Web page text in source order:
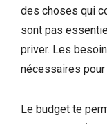
des choses qui
sont pas
priver. Les
nécessaires pour
Le budget te